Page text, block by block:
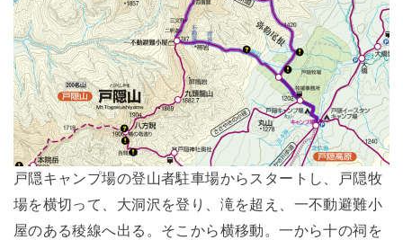
戸隠キャンプ場の登山者駐車場からスタートし、戸隠牧
場を横切って、大洞沢を登り、滝を超え、一不動避難小
屋のある稜線へ出る。そこから横移動。一から十の祠を